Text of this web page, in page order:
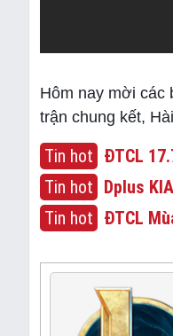
Hôm nay mời các
trận chung kết,
Tin hot ĐTCL
Tin hot Dplus
Tin hot ĐTCL